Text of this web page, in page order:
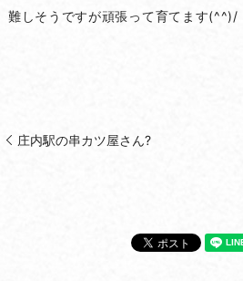
難しそうですが頑張って育てます(^^)/
庄内駅の串カツ屋さん?